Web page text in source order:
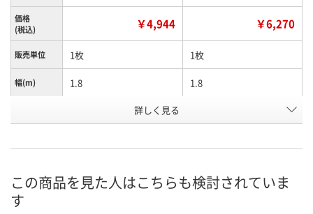
価格
(税込)
￥4,944 ￥6,270
販売単位 1枚 1枚
幅(m) 1.8 1.8
幅1.8m×長さ3.6m
お届け日 8月12日（水） 8月12日（水）
詳しく見る
この商品を見た人はこちらも検討されていま
す